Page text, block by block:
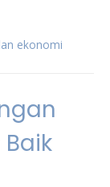
ekonomi